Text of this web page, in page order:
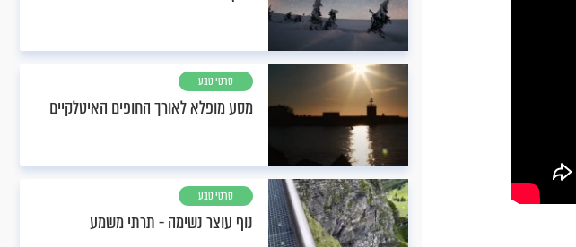
סרטי טבע
מסע מופלא לאורך החופים האיטלקיים
סרטי טבע
נוף עוצר נשימה - תרתי משמע